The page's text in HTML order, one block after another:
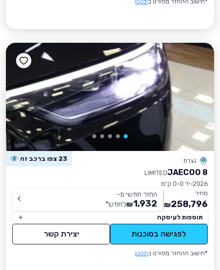
נצרת 23 צפו ברכב זה
JAECOO 8
LIMITED
2026 יד 0
0 ק״מ
מחיר
258,796
₪
החזר חודשי מ-
1,932
₪לחודש*
תוספות לעיסקה
לפגישה בסוכנות יצירת קשר
*חישוב ההחזר מפורט בתקנון